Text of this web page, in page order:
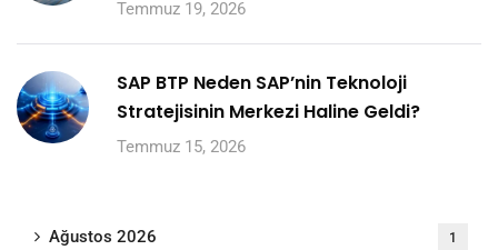
Temmuz 19, 2026
SAP BTP Neden SAP’nin Teknoloji
Stratejisinin Merkezi Haline Geldi?
Temmuz 15, 2026
Ağustos 2026 1